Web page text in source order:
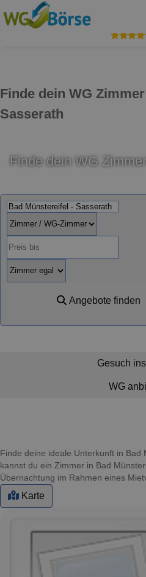
Finde dein WG
Sasserath
Finde dein WG
Angebote finden
Gesuch
WG
Finde deine ideale Unterkunft in Bad
kannst du ein Zimmer in Bad
Übernachtung im Rahmen eines
Karte